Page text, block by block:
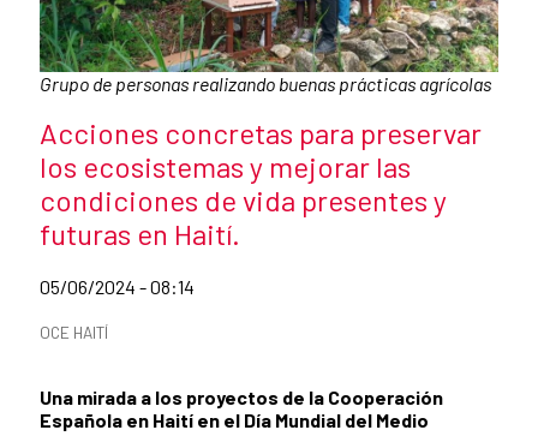
Pie de foto:
Grupo de personas realizando buenas prácticas agrícolas
Título de la noticia
Acciones concretas para preservar
los ecosistemas y mejorar las
condiciones de vida presentes y
futuras en Haití.
Fecha de publicación de la noticia
05/06/2024 - 08:14
Categorías de la noticia
OCE HAITÍ
Una mirada a los proyectos de la Cooperación
Española en Haití en el Día Mundial del Medio